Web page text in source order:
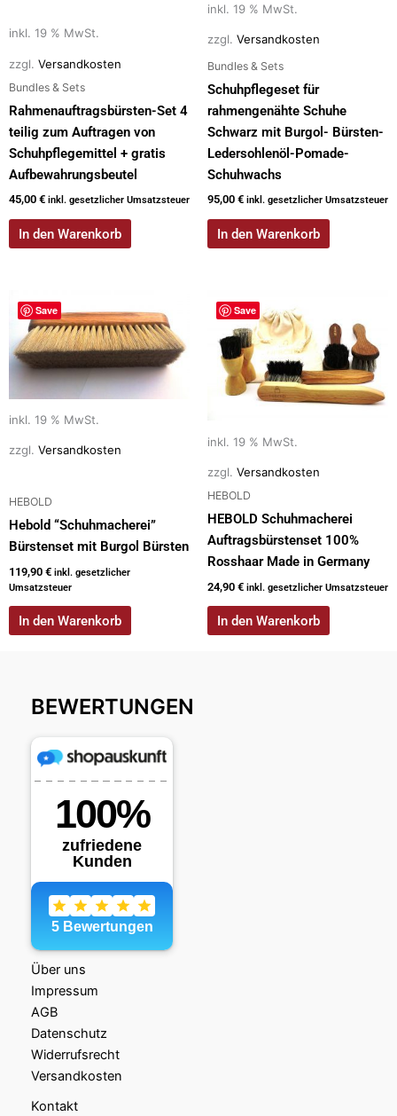
inkl. 19 % MwSt.
zzgl. Versandkosten
Bundles & Sets
Rahmenauftragsbürsten-Set 4
teilig zum Auftragen von
Schuhpflegemittel + gratis
Aufbewahrungsbeutel
45,00 € inkl. gesetzlicher Umsatzsteuer
In den Warenkorb
inkl. 19 % MwSt.
zzgl. Versandkosten
Bundles & Sets
Schuhpflegeset für
rahmengenähte Schuhe
Schwarz mit Burgol- Bürsten-
Ledersohlenöl-Pomade-
Schuhwachs
95,00 € inkl. gesetzlicher Umsatzsteuer
In den Warenkorb
Save
inkl. 19 % MwSt.
zzgl. Versandkosten
HEBOLD
Hebold “Schuhmacherei”
Bürstenset mit Burgol Bürsten
119,90 € inkl. gesetzlicher
Umsatzsteuer
In den Warenkorb
Save
inkl. 19 % MwSt.
zzgl. Versandkosten
HEBOLD
HEBOLD Schuhmacherei
Auftragsbürstenset 100%
Rosshaar Made in Germany
24,90 € inkl. gesetzlicher Umsatzsteuer
In den Warenkorb
BEWERTUNGEN
Über uns
Impressum
AGB
Datenschutz
Widerrufsrecht
Versandkosten
Kontakt